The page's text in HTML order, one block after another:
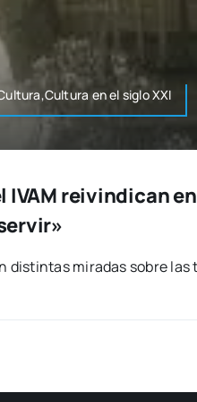
en el siglo XXI
IVAM reivindican
dis­tin­tas mira­das sobre las